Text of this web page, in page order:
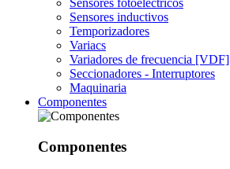
Sensores fotoeléctricos
Sensores inductivos
Temporizadores
Variacs
Variadores de frecuencia [VDF]
Seccionadores - Interruptores
Maquinaria
Componentes
Componentes